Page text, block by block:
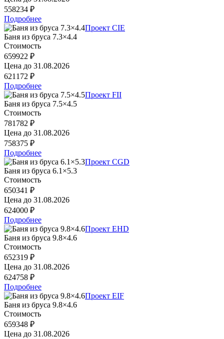
558234 ₽
Подробнее
Проект CIE
Баня из бруса 7.3×4.4
Стоимость
659922 ₽
Цена до 31.08.2026
621172 ₽
Подробнее
Проект FII
Баня из бруса 7.5×4.5
Стоимость
781782 ₽
Цена до 31.08.2026
758375 ₽
Подробнее
Проект CGD
Баня из бруса 6.1×5.3
Стоимость
650341 ₽
Цена до 31.08.2026
624000 ₽
Подробнее
Проект EHD
Баня из бруса 9.8×4.6
Стоимость
652319 ₽
Цена до 31.08.2026
624758 ₽
Подробнее
Проект EIF
Баня из бруса 9.8×4.6
Стоимость
659348 ₽
Цена до 31.08.2026